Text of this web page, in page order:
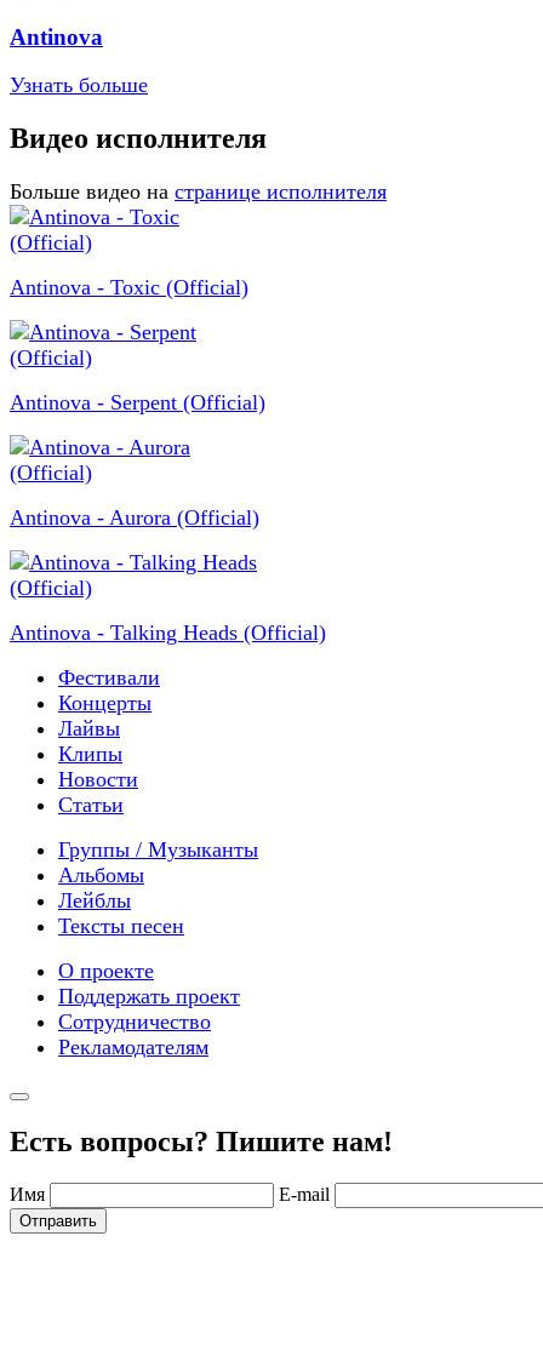
Antinova
Узнать больше
Видео исполнителя
Больше видео на странице исполнителя
Antinova - Toxic (Official)
Antinova - Serpent (Official)
Antinova - Aurora (Official)
Antinova - Talking Heads (Official)
Фестивали
Концерты
Лайвы
Клипы
Новости
Статьи
Группы / Музыканты
Альбомы
Лейблы
Тексты песен
О проекте
Поддержать проект
Сотрудничество
Рекламодателям
Есть вопросы? Пишите нам!
Имя E-mail